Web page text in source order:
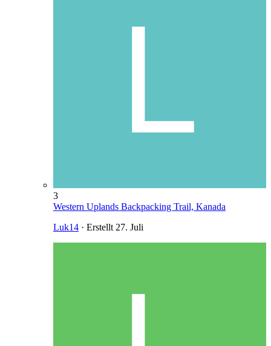
3
Western Uplands Backpacking Trail, Kanada
Luk14 · Erstellt 27. Juli